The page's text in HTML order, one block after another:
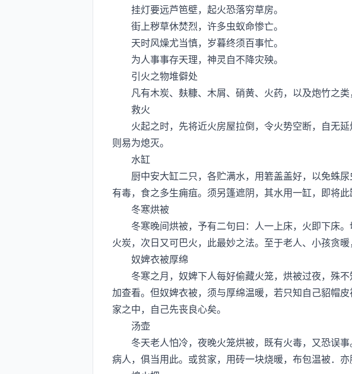
挂灯要远芦笆壁，起火恐落穷草房。
街上秽草休焚烈，许多虫蚁命惨亡。
天时风燥尤当慎，岁暮终须百事忙。
为人事事存天理，神灵自不降灾殃。
引火之物堆僻处
凡有木炭、麸糠、木屑、硝黄、火药，以及炮竹之类
救火
火起之时，先将近火房屋拉倒，令火势空断，自无延
则易为熄灭。
水缸
厨中安大缸二只，各贮满水，用箬盖盖好，以免蛛尿
有毒，食之多生痈疽。须另篷遮阴，其水用一缸，即将
冬寒烘被
冬寒晚间烘被，予有二句曰：人一上床，火即下床。
火炭，次日又可巴火，此最妙之法。至于老人、小孩贪
奴婢衣被厚绵
冬寒之月，奴婢下人每好偷藏火笼，烘被过夜，殊不
加查看。但奴婢衣被，须与厚绵温暖，若只知自己貂帽
家之中，自己先丧良心矣。
汤壶
冬天老人怕冷，夜晚火笼烘被，既有火毒，又恐误事
病人，俱当用此。或贫家，用砖一块烧暖，布包温被．亦